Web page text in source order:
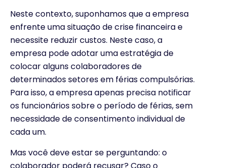
Neste contexto, suponhamos que a empresa
enfrente uma situação de crise financeira e
necessite reduzir custos. Neste caso, a
empresa pode adotar uma estratégia de
colocar alguns colaboradores de
determinados setores em férias compulsórias.
Para isso, a empresa apenas precisa notificar
os funcionários sobre o período de férias, sem
necessidade de consentimento individual de
cada um.
Mas você deve estar se perguntando: o
colaborador poderá recusar? Caso o